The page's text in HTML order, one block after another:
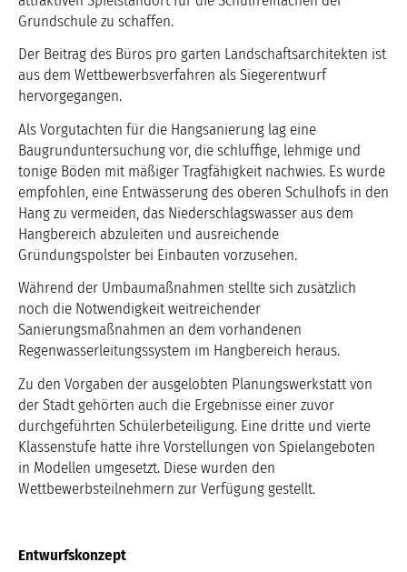
Grundschule zu schaffen.
Der Beitrag des Büros pro garten Landschaftsarchitekten ist
aus dem Wettbewerbsverfahren als Siegerentwurf
hervorgegangen.
Als Vorgutachten für die Hangsanierung lag eine
Baugrunduntersuchung vor, die schluffige, lehmige und
tonige Böden mit mäßiger Tragfähigkeit nachwies. Es wurde
empfohlen, eine Entwässerung des oberen Schulhofs in den
Hang zu vermeiden, das Niederschlagswasser aus dem
Hangbereich abzuleiten und ausreichende
Gründungspolster bei Einbauten vorzusehen.
Während der Umbaumaßnahmen stellte sich zusätzlich
noch die Notwendigkeit weitreichender
Sanierungsmaßnahmen an dem vorhandenen
Regenwasserleitungssystem im Hangbereich heraus.
Zu den Vorgaben der ausgelobten Planungswerkstatt von
der Stadt gehörten auch die Ergebnisse einer zuvor
durchgeführten Schülerbeteiligung. Eine dritte und vierte
Klassenstufe hatte ihre Vorstellungen von Spielangeboten
in Modellen umgesetzt. Diese wurden den
Wettbewerbsteilnehmern zur Verfügung gestellt.
Entwurfskonzept